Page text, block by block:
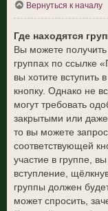
Вернуться к началу
Где находятся
Вы можете
группах по ссылке
вы хотите вступить
кнопку. Однако не
могут требовать
закрытыми или
то вы можете
соответствующей
участие в группе,
вступление,
группы должен
может спросить,